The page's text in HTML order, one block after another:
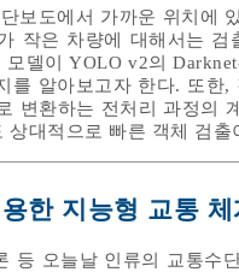
보도에서 가까운 위치에
작은 차량에 대해서는
델이 YOLO v2의
를 알아보고자 한다. 또
변환하는 전처리 과정의
상대적으로 빠른 객체 검
한 지능형 교통
등 오늘날 인류의 교통수